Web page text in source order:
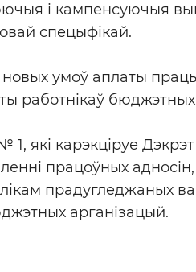
і кампенсуючыя
спецыфікай.
умоў аплаты
работнікаў
які карэкціруе
працоўных
прадугледжаных
арганізацый.